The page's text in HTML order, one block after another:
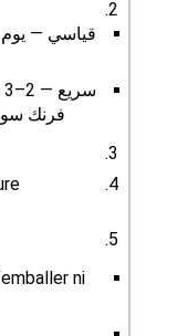
قياسي —
فرنك
ni